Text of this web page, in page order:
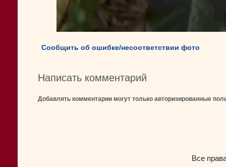
Сообщить об ошибке/несоответствии фото
Написать комментарий
Добавлять комментарии могут только авторизированные
Все